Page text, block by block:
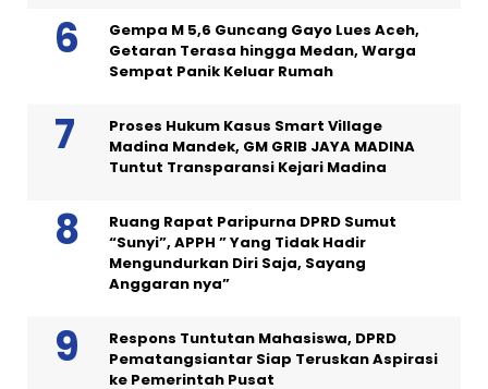
Gempa M 5,6 Guncang Gayo Lues Aceh,
Getaran Terasa hingga Medan, Warga
Sempat Panik Keluar Rumah
Proses Hukum Kasus Smart Village
Madina Mandek, GM GRIB JAYA MADINA
Tuntut Transparansi Kejari Madina
Ruang Rapat Paripurna DPRD Sumut
“Sunyi”, APPH ” Yang Tidak Hadir
Mengundurkan Diri Saja, Sayang
Anggaran nya”
Respons Tuntutan Mahasiswa, DPRD
Pematangsiantar Siap Teruskan Aspirasi
ke Pemerintah Pusat